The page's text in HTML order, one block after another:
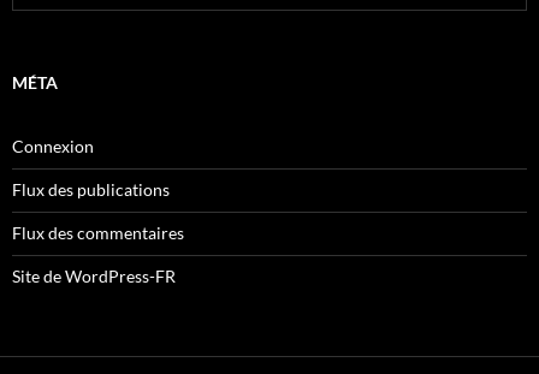
MÉTA
Connexion
Flux des publications
Flux des commentaires
Site de WordPress-FR